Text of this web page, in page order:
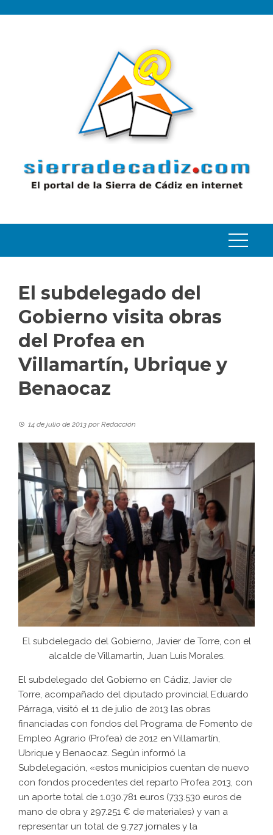
El subdelegado del
Gobierno visita obras
del Profea en
Villamartín, Ubrique y
Benaocaz
14 de julio de 2013 porRedacción
El subdelegado del Gobierno, Javier de Torre, con el
alcalde de Villamartín, Juan Luis Morales.
El subdelegado del Gobierno en Cádiz, Javier de
Torre, acompañado del diputado provincial Eduardo
Párraga, visitó el 11 de julio de 2013 las obras
financiadas con fondos del Programa de Fomento de
Empleo Agrario (Profea) de 2012 en Villamartín,
Ubrique y Benaocaz. Según informó la
Subdelegación, «estos municipios cuentan de nuevo
con fondos procedentes del reparto Profea 2013, con
un aporte total de 1.030.781 euros (733.530 euros de
mano de obra y 297.251 € de materiales) y van a
representar un total de 9.727 jornales y la